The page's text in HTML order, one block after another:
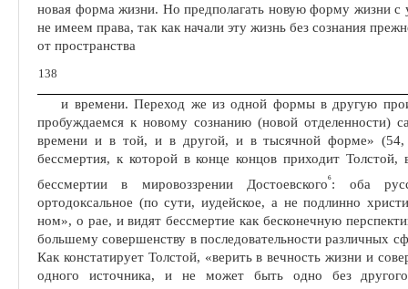
новая форма жизни. Но предполагать новую форму жизни с
не имеем права, так как начали эту жизнь без созна­ния
от пространства
138
и времени. Переход же из одной формы в другую
пробуждаемся к новому сознанию (новой отде­ленности)
времени и в той, и в другой, и в тысячной форме» (54,
бессмертия, к которой в конце концов приходит Толстой,
бессмертии в мировоззрении Достоевско­го6: оба
ортодоксальное (по сути, иудейское, а не подлинно
ном», о рае, и видят бессмертие как бесконечную
большему совершенству в последователь­ности
Как конста­тирует Толстой, «верить в вечность жизни и
одного источника, и не может быть одно без